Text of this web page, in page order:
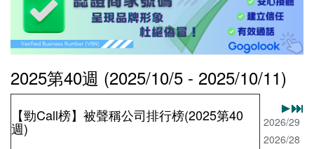
2025第40週 (2025/10/5 - 2025/10/11)
【勁Call榜】被聲稱公司排行榜(2025第40
週)
2026/29
2026/28